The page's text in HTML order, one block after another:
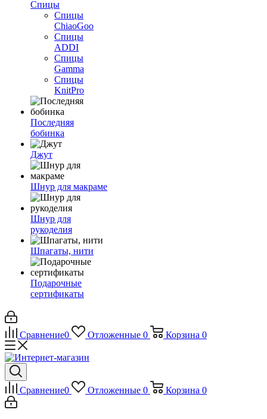
Спицы
Спицы
ChiaoGoo
Спицы
ADDI
Спицы
Gamma
Спицы
KnitPro
Последняя
бобинка
Джут
Шнур для макраме
Шнур для
рукоделия
Шпагаты, нити
Подарочные
сертификаты
Сравнение0 Отложенные 0 Корзина 0
Сравнение0 Отложенные 0 Корзина 0